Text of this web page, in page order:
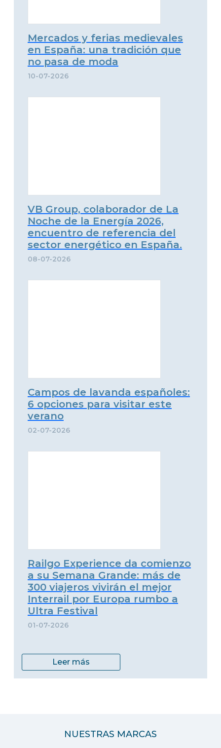
Mercados y ferias medievales
en España: una tradición que
no pasa de moda
10-07-2026
VB Group, colaborador de La
Noche de la Energía 2026,
encuentro de referencia del
sector energético en España.
08-07-2026
Campos de lavanda españoles:
6 opciones para visitar este
verano
02-07-2026
Railgo Experience da comienzo
a su Semana Grande: más de
300 viajeros vivirán el mejor
Interrail por Europa rumbo a
Ultra Festival
01-07-2026
Leer más
NUESTRAS MARCAS